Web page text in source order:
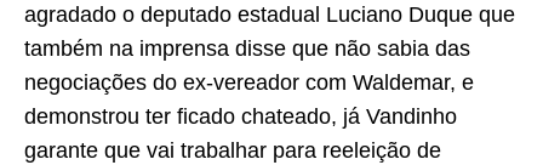
agradado o deputado estadual Luciano Duque que
também na imprensa disse que não sabia das
negociações do ex-vereador com Waldemar, e
demonstrou ter ficado chateado, já Vandinho
garante que vai trabalhar para reeleição de